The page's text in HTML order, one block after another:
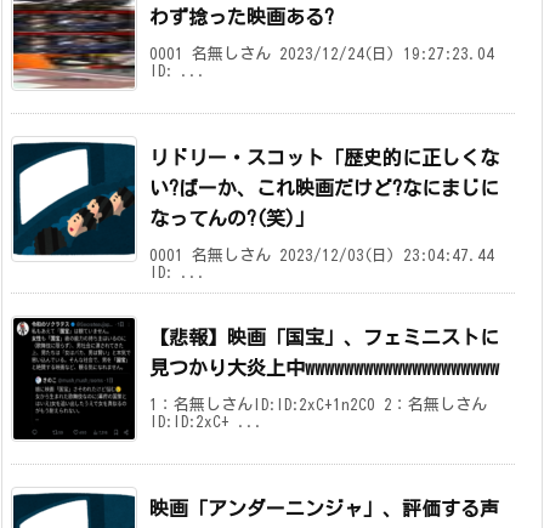
わず捻った映画ある?
0001 名無しさん 2023/12/24(日) 19:27:23.04
ID: ...
リドリー・スコット「歴史的に正しくな
い?ばーか、これ映画だけど?なにまじに
なってんの?(笑)」
0001 名無しさん 2023/12/03(日) 23:04:47.44
ID: ...
【悲報】映画「国宝」、フェミニストに
見つかり大炎上中wwwwwwwwwwwwwwwwwwww
1：名無しさんID:ID:2xC+1n2C0 2：名無しさん
ID:ID:2xC+ ...
映画「アンダーニンジャ」、評価する声